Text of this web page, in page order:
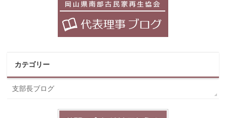
カテゴリー
支部長ブログ